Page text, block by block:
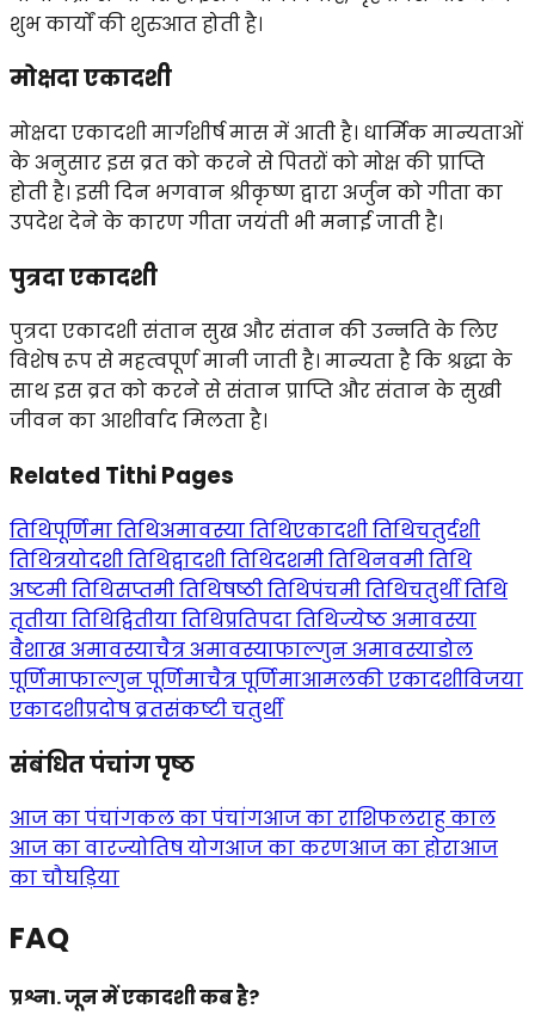
शुभ कार्यों की शुरुआत होती है।
मोक्षदा एकादशी
मोक्षदा एकादशी मार्गशीर्ष मास में आती है। धार्मिक मान्यताओं
के अनुसार इस व्रत को करने से पितरों को मोक्ष की प्राप्ति
होती है। इसी दिन भगवान श्रीकृष्ण द्वारा अर्जुन को गीता का
उपदेश देने के कारण गीता जयंती भी मनाई जाती है।
पुत्रदा एकादशी
पुत्रदा एकादशी संतान सुख और संतान की उन्नति के लिए
विशेष रूप से महत्वपूर्ण मानी जाती है। मान्यता है कि श्रद्धा के
साथ इस व्रत को करने से संतान प्राप्ति और संतान के सुखी
जीवन का आशीर्वाद मिलता है।
Related Tithi Pages
तिथिपूर्णिमा तिथिअमावस्या तिथिएकादशी तिथिचतुर्दशी
तिथित्रयोदशी तिथिद्वादशी तिथिदशमी तिथिनवमी तिथि
अष्टमी तिथिसप्तमी तिथिषष्ठी तिथिपंचमी तिथिचतुर्थी तिथि
तृतीया तिथिद्वितीया तिथिप्रतिपदा तिथिज्येष्ठ अमावस्या
वैशाख अमावस्याचैत्र अमावस्याफाल्गुन अमावस्याडोल
पूर्णिमाफाल्गुन पूर्णिमाचैत्र पूर्णिमाआमलकी एकादशीविजया
एकादशीप्रदोष व्रतसंकष्टी चतुर्थी
संबंधित पंचांग पृष्ठ
आज का पंचांगकल का पंचांगआज का राशिफलराहु काल
आज का वारज्योतिष योगआज का करणआज का होराआज
का चौघड़िया
FAQ
प्रश्न1. जून में एकादशी कब है?